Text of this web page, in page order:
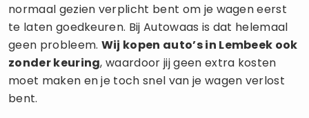
normaal gezien verplicht bent om je wagen eerst
te laten goedkeuren. Bij Autowaas is dat helemaal
geen probleem. Wij kopen auto’s in Lembeek ook
zonder keuring, waardoor jij geen extra kosten
moet maken en je toch snel van je wagen verlost
bent.